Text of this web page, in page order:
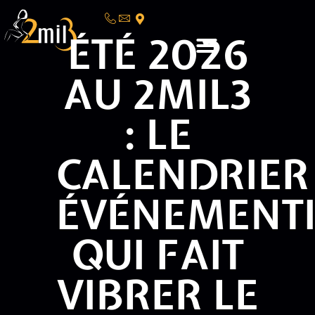
ÉTÉ 2026
AU 2MIL3
: LE
CALENDRIER
QUI FAIT
VIBRER LE